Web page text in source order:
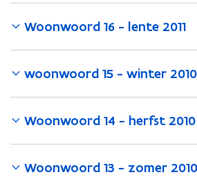
Woonwoord 16 - lente 2011
woonwoord 15 - winter 2010
Woonwoord 14 - herfst 2010
Woonwoord 13 - zomer 2010